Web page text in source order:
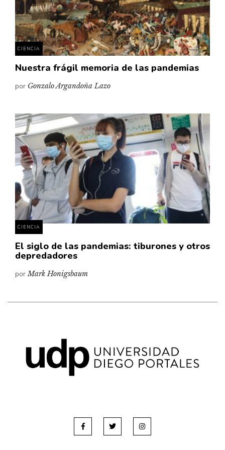
Pensamiento ilustrado
Personaje
Personajes secundarios
Política
Sociedad
Vidas paralelas
Voces y lecturas
CIENCIA
Nuestra frágil memoria de las pandemias
por Gonzalo Argandoña Lazo
CIENCIA
El siglo de las pandemias: tiburones y otros
depredadores
porMark Honigsbaum